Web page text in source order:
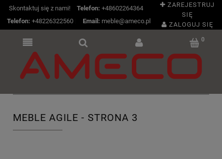
Skontaktuj się z nami! Telefon: +48602264364
Telefon: +48226322560| Email: meble@ameco.pl
ZAREJESTRUJ
SIĘ
ZALOGUJ SIĘ
MEBLE AGILE - STRONA 3